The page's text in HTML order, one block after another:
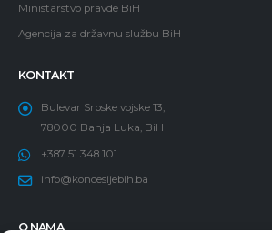
Ministarstvo pravde BiH
Agencija za državnu službu BiH
KONTAKT
Bulevar Srpske vojske 13,
78000 Banja Luka, BiH
+387 51 348 101
info@koncesijebih.ba
O NAMA